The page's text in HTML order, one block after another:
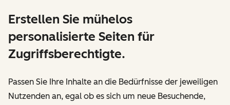
Erstellen Sie mühelos
personalisierte Seiten für
Zugriffsberechtigte.
Passen Sie Ihre Inhalte an die Bedürfnisse der jeweiligen
Nutzenden an, egal ob es sich um neue Besuchende,